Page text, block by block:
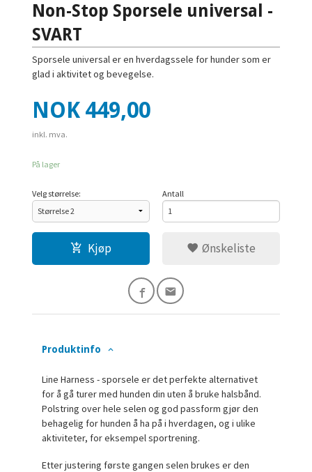
Non-Stop Sporsele universal -
SVART
Sporsele universal er en hverdagssele for hunder som er
glad i aktivitet og bevegelse.
Pris
NOK 449,00
inkl. mva.
På lager
Velg størrelse: Antall
Kjøp Ønskeliste
Produktinfo
Line Harness - sporsele er det perfekte alternativet
for å gå turer med hunden din uten å bruke halsbånd.
Polstring over hele selen og god passform gjør den
behagelig for hunden å ha på i hverdagen, og i ulike
aktiviteter, for eksempel sportrening.
Etter justering første gangen selen brukes er den